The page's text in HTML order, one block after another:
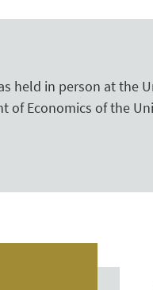
held in person at the
of Economics of the